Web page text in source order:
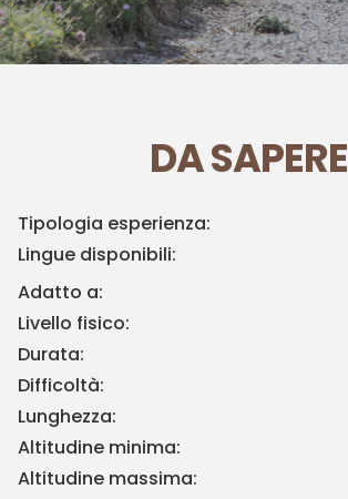
DA SAPERE
Tipologia esperienza:
Lingue disponibili:
Adatto a:
Livello fisico:
Durata:
Difficoltà:
Lunghezza:
Altitudine minima:
Altitudine massima: